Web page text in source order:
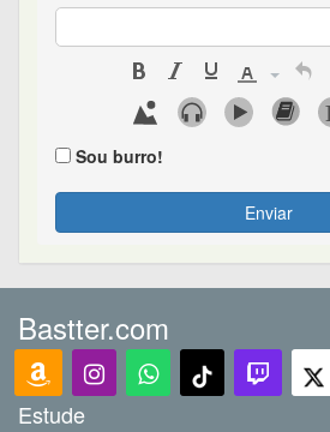
Sou burro!
Enviar
Bastter.com
Estude